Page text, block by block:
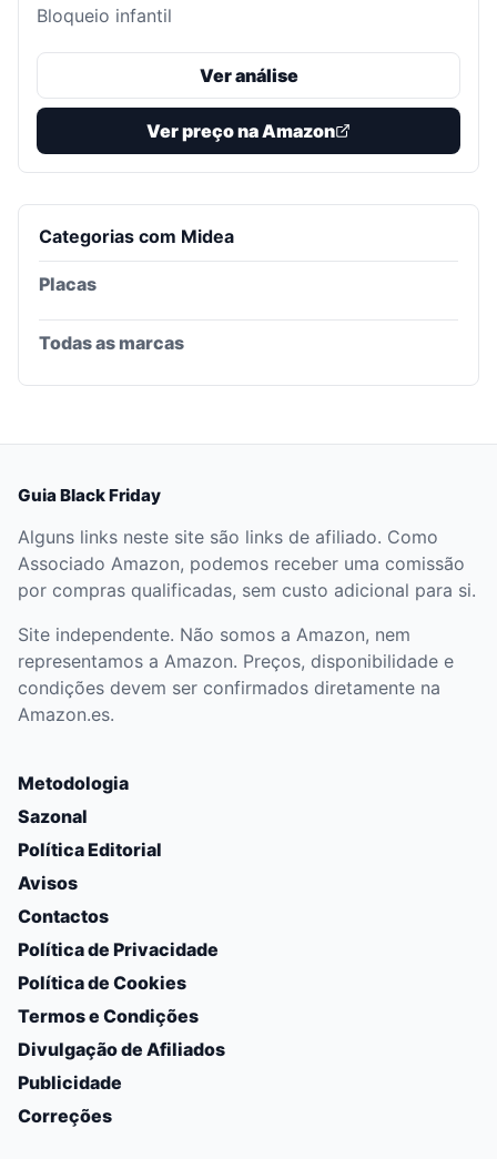
Bloqueio infantil
Ver análise
Ver preço na Amazon
Categorias com Midea
Placas
Todas as marcas
Guia Black Friday
Alguns links neste site são links de afiliado. Como
Associado Amazon, podemos receber uma comissão
por compras qualificadas, sem custo adicional para si.
Site independente. Não somos a Amazon, nem
representamos a Amazon. Preços, disponibilidade e
condições devem ser confirmados diretamente na
Amazon.es.
Metodologia
Sazonal
Política Editorial
Avisos
Contactos
Política de Privacidade
Política de Cookies
Termos e Condições
Divulgação de Afiliados
Publicidade
Correções